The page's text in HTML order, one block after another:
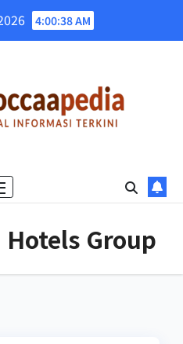
4:00:38 AM
Group